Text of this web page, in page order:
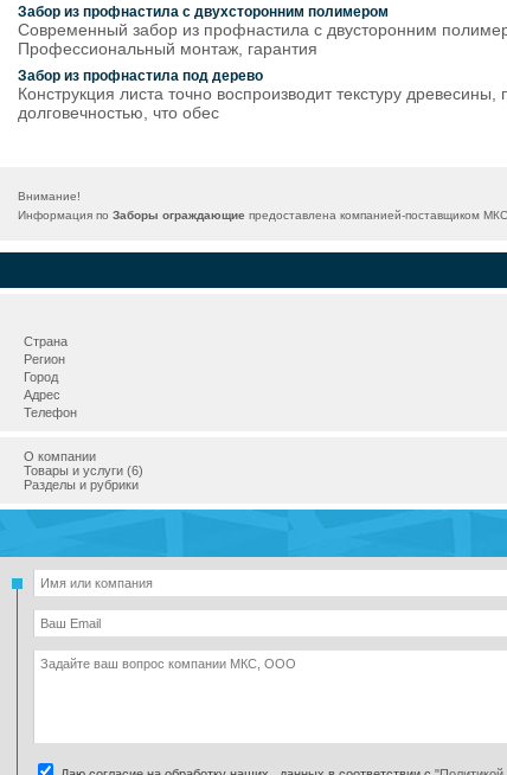
Забор из профнастила с двухсторонним полимером
Современный забор из профнастила с двусторонним
Профессиональный монтаж, гарантия
Забор из профнастила под дерево
Конструкция листа точно воспроизводит текстуру
долговечностью, что обес
Внимание!
Информация по Заборы ограждающие предоставлена компанией-поставщиком
Страна
Регион
Город
Адрес
Телефон
О компании
Товары и услуги (6)
Разделы и рубрики